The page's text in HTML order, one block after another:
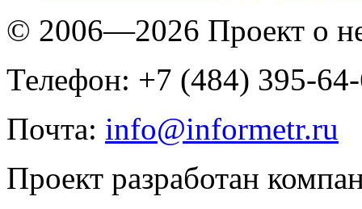
© 2006—2026 Проект о
Телефон: +7 (484) 395-
Почта: info@informetr.ru
Проект разработан